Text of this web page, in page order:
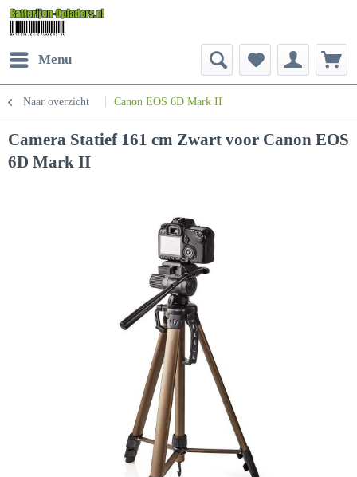
Menu
Naar overzicht Canon EOS 6D Mark II
Camera Statief 161 cm Zwart voor Canon EOS
6D Mark II